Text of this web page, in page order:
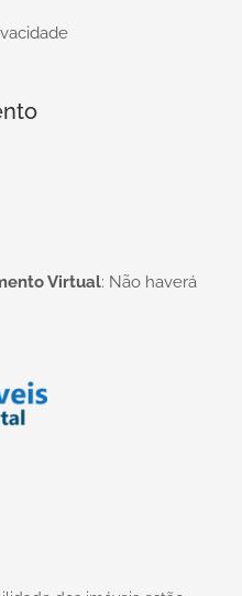
Virtual: Não haverá